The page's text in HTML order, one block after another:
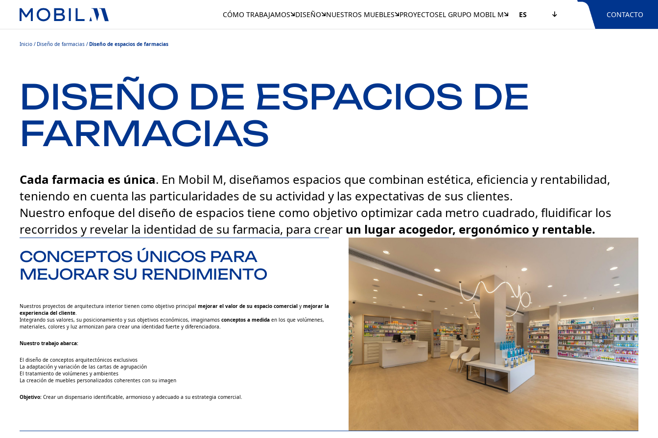
CÓMO TRABAJAMOS DISEÑO NUESTROS MUEBLES PROYECTOSEL GRUPO MOBIL M ES CONTACTO
Inicio Diseño de farmacias Diseño de espacios de farmacias
DISEÑO DE ESPACIOS DE
FARMACIAS
Cada farmacia es única. En Mobil M, diseñamos espacios que combinan estética, eficiencia y rentabilidad,
teniendo en cuenta las particularidades de su actividad y las expectativas de sus clientes.
Nuestro enfoque del diseño de espacios tiene como objetivo optimizar cada metro cuadrado, fluidificar los
recorridos y revelar la identidad de su farmacia, para crear un lugar acogedor, ergonómico y rentable.
CONCEPTOS ÚNICOS PARA
MEJORAR SU RENDIMIENTO
Nuestros proyectos de arquitectura interior tienen como objetivo principal mejorar el valor de su espacio comercial y mejorar la
experiencia del cliente.
Integrando sus valores, su posicionamiento y sus objetivos económicos, imaginamos conceptos a medida en los que volúmenes,
materiales, colores y luz armonizan para crear una identidad fuerte y diferenciadora.
Nuestro trabajo abarca:
El diseño de conceptos arquitectónicos exclusivos
La adaptación y variación de las cartas de agrupación
El tratamiento de volúmenes y ambientes
La creación de muebles personalizados coherentes con su imagen
Objetivo: Crear un dispensario identificable, armonioso y adecuado a su estrategia comercial.